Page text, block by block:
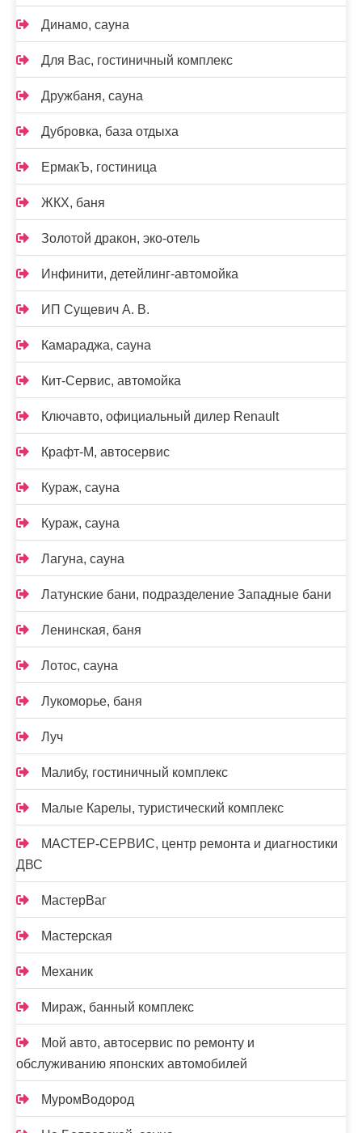
Динамо, сауна
Для Вас, гостиничный комплекс
Дружбаня, сауна
Дубровка, база отдыха
ЕрмакЪ, гостиница
ЖКХ, баня
Золотой дракон, эко-отель
Инфинити, детейлинг-автомойка
ИП Сущевич А. В.
Камараджа, сауна
Кит-Сервис, автомойка
Ключавто, официальный дилер Renault
Крафт-М, автосервис
Кураж, сауна
Кураж, сауна
Лагуна, сауна
Латунские бани, подразделение Западные бани
Ленинская, баня
Лотос, сауна
Лукоморье, баня
Луч
Малибу, гостиничный комплекс
Малые Карелы, туристический комплекс
МАСТЕР-СЕРВИС, центр ремонта и диагностики
ДВС
МастерВаг
Мастерская
Механик
Мираж, банный комплекс
Мой авто, автосервис по ремонту и
обслуживанию японских автомобилей
МуромВодород